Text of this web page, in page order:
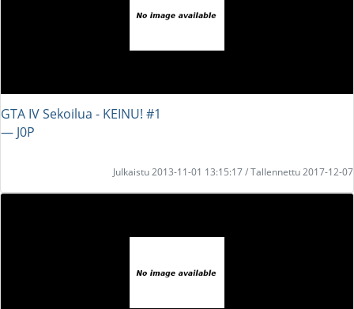
GTA IV Sekoilua - KEINU! #1
― J0P
Julkaistu 2013-11-01 13:15:17 / Tallennettu 2017-12-07